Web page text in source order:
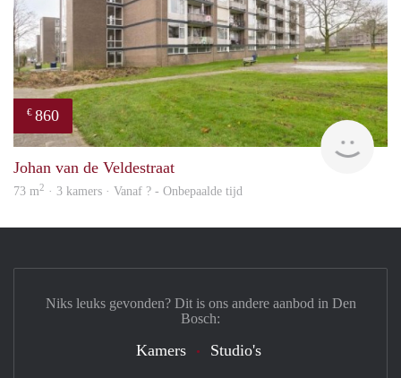
€ 860
rent
Johan van de Veldestraat
73 m2 · 3 kamers · Vanaf ? - Onbepaalde tijd
Niks leuks gevonden? Dit is ons andere aanbod in Den
Bosch:
Kamers Studio's